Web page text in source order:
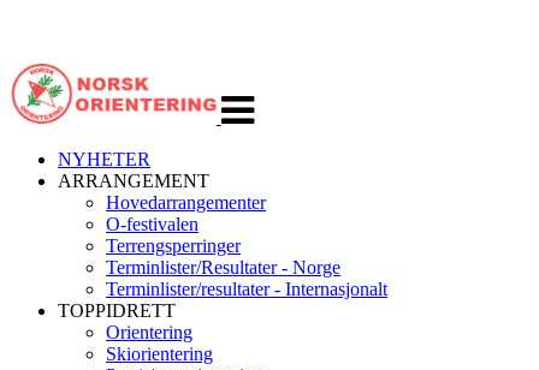
navigasjon
NYHETER
ARRANGEMENT
Hovedarrangementer
O-festivalen
Terrengsperringer
Terminlister/Resultater - Norge
Terminlister/resultater - Internasjonalt
TOPPIDRETT
Orientering
Skiorientering